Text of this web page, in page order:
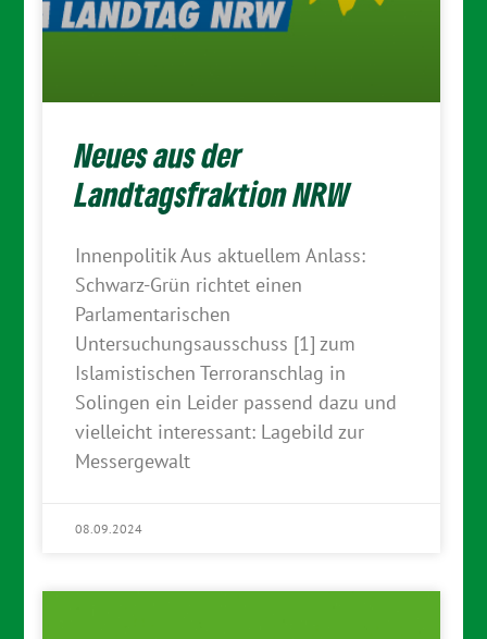
Neues aus der
Landtagsfraktion NRW
Innenpolitik Aus aktuellem Anlass:
Schwarz-Grün richtet einen
Parlamentarischen
Untersuchungsausschuss [1] zum
Islamistischen Terroranschlag in
Solingen ein Leider passend dazu und
vielleicht interessant: Lagebild zur
Messergewalt
08.09.2024